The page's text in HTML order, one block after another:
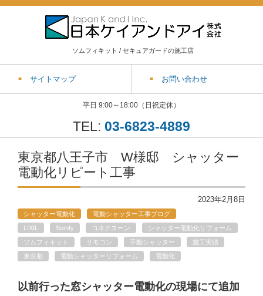
ソムフィキット / セキュアガードの施工店
サイトマップ お問い合わせ
平日 9:00～18:00（日祝定休）
TEL: 03-6823-4889
東京都八王子市 W様邸 シャッター
電動化リピート工事
2023年2月8日
シャッター電動化
電動シャッター工事ブログ
LIXIL
Somfy コネクスーン
シャッター電動化リフォーム
ソムフィキット
リモコン 手動シャッター
施工実績
東京都
電動シャッターリフォーム 電動化
以前行った窓シャッター電動化の現場にて追加